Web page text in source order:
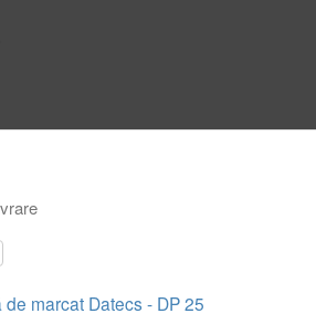
marcat Datecs - DP 25